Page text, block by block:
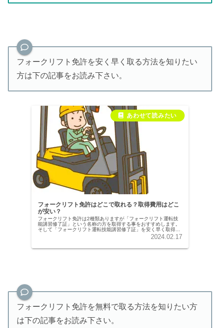
フォークリフト免許を安く早く取る方法を知りたい
方は下の記事をお読み下さい。
フォークリフト免許はどこで取れる？取得費用はどこ
が安い？
フォークリフト免許は2種類ありますが「フォークリフト運転技
能講習修了証」という名称の方を取得する事をおすすめします。
そして「フォークリフト運転技能講習修了証」を安く早く取得す
るなら最寄りの陸災防（陸上貨物運送事業労働災害防止協会）で
2024.02.17
フォークリフト免許を無料で取る方法を知りたい方
は下の記事をお読み下さい。